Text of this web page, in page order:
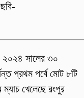
২০২৪ সালের ৩০
প্রথম পর্বে মোট ৮টি
খেলেছে রংপুর